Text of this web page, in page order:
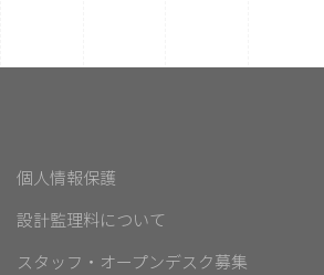
個人情報保護
設計監理料について
スタッフ・オープンデスク募集